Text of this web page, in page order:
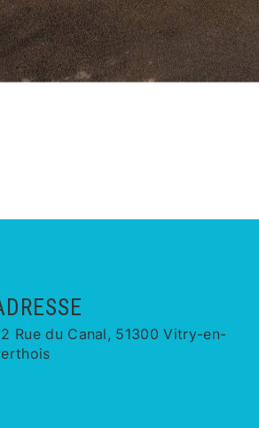
Rue du Canal, 51300 Vitry-en-